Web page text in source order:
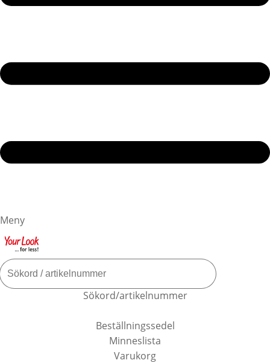
Meny
Sökord/artikelnummer
Beställningssedel
Minneslista
Varukorg